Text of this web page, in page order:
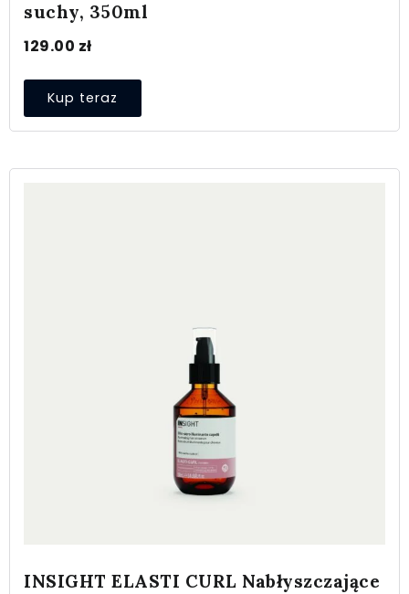
suchy, 350ml
129.00 zł
Kup teraz
INSIGHT ELASTI CURL Nabłyszczające